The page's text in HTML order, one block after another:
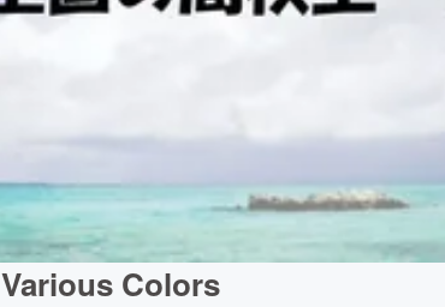
Various Colors